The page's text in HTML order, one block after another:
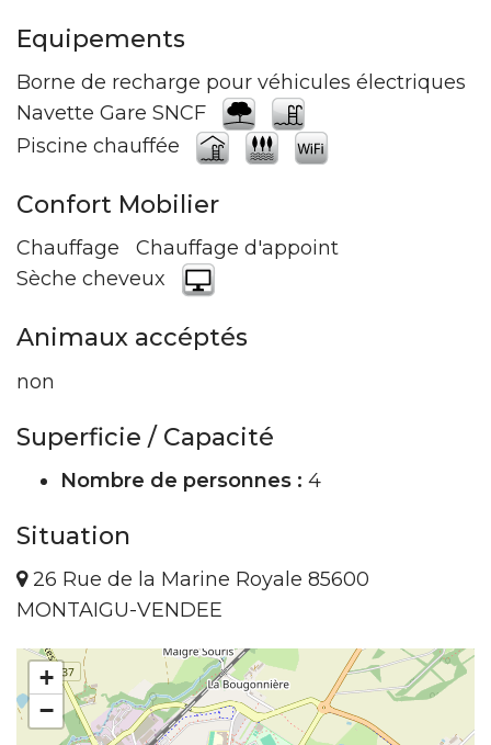
Equipements
Borne de recharge pour véhicules électriques
Navette Gare SNCF
Piscine chauffée
Confort Mobilier
Chauffage
Chauffage d'appoint
Sèche cheveux
Animaux accéptés
non
Superficie / Capacité
Nombre de personnes : 4
Situation
26 Rue de la Marine Royale 85600
MONTAIGU-VENDEE
+
−